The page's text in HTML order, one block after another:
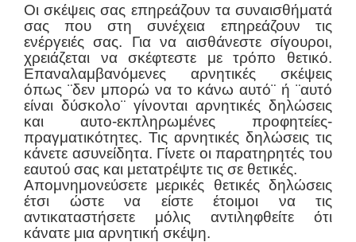
Οι σκέψεις σας επηρεάζουν τα συναισθήματά
σας που στη συνέχεια επηρεάζουν τις
ενέργειές σας. Για να αισθάνεστε σίγουροι,
χρειάζεται να σκέφτεστε με τρόπο θετικό.
Επαναλαμβανόμενες αρνητικές σκέψεις
όπως ¨δεν μπορώ να το κάνω αυτό¨ ή ¨αυτό
είναι δύσκολο¨ γίνονται αρνητικές δηλώσεις
και αυτο-εκπληρωμένες προφητείες-
πραγματικότητες. Τις αρνητικές δηλώσεις τις
κάνετε ασυνείδητα. Γίνετε οι παρατηρητές του
εαυτού σας και μετατρέψτε τις σε θετικές.
Απομνημονεύσετε μερικές θετικές δηλώσεις
έτσι ώστε να είστε έτοιμοι να τις
αντικαταστήσετε μόλις αντιληφθείτε ότι
κάνατε μια αρνητική σκέψη.